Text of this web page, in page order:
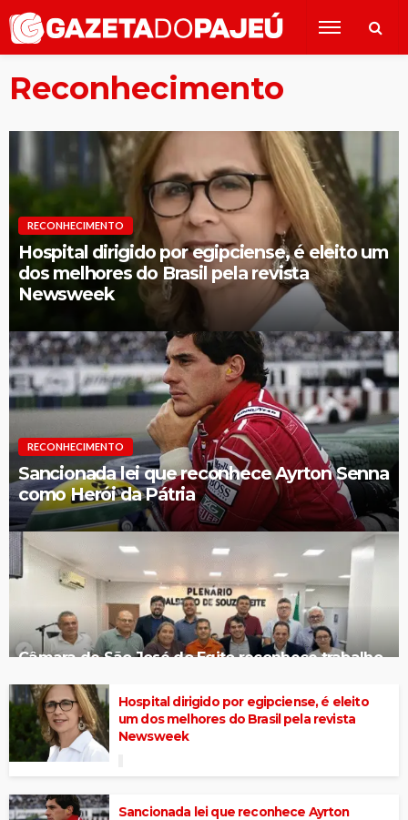
Reconhecimento
RECONHECIMENTO
Hospital dirigido por egipciense, é eleito um
dos melhores do Brasil pela revista
Newsweek
RECONHECIMENTO
Sancionada lei que reconhece Ayrton Senna
como Herói da Pátria
Câmara de São José do Egito reconhece trabalho
Hospital dirigido por egipciense, é eleito
um dos melhores do Brasil pela revista
Newsweek
Sancionada lei que reconhece Ayrton